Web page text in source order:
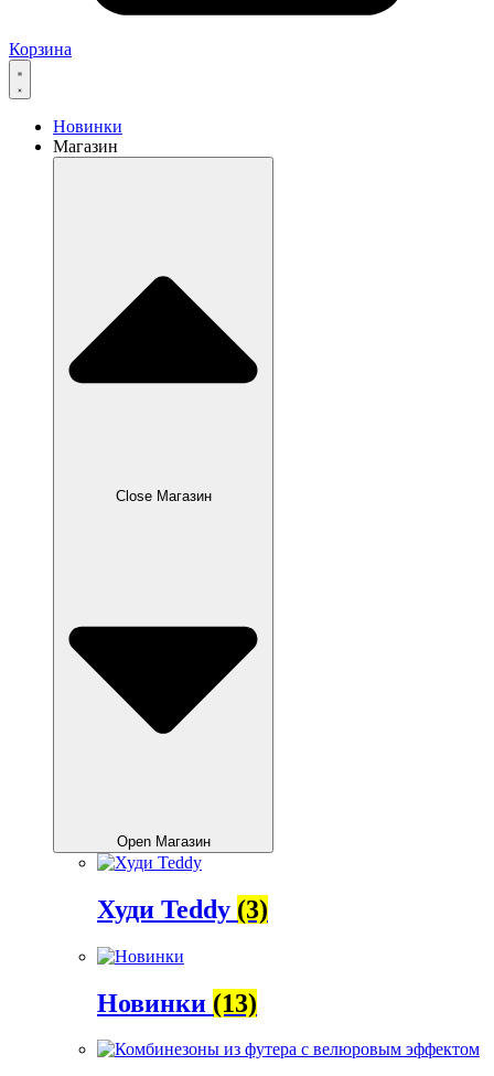
Корзина
Новинки
Магазин
Close Магазин
Open Магазин
Худи Teddy (3)
Новинки (13)